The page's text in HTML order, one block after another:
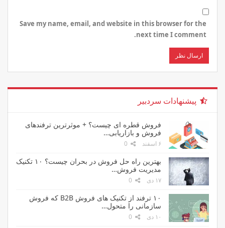
Save my name, email, and website in this browser for the
next time I comment.
پیشنهادات سردبیر
فروش قطره ای چیست؟ + موثرترین ترفندهای
فروش و بازاریابی…
۶ اسفند
بهترین راه حل فروش در بحران چیست؟ ۱۰ تکنیک
مدیریت فروش…
۱۷ دی
۱۰ ترفند از تکنیک های فروش B2B که فروش
سازمانی را متحول…
۱۰ دی